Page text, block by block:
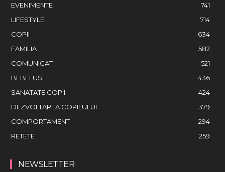
EVENIMENTE
741
LIFESTYLE
714
COPII
634
FAMILIA
582
COMUNICAT
521
BEBELUSI
436
SANATATE COPII
424
DEZVOLTAREA COPILULUI
379
COMPORTAMENT
294
RETETE
259
NEWSLETTER